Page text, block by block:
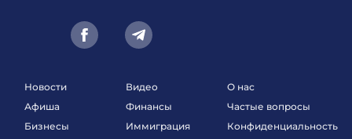
Новости
Афиша
Бизнесы
Видео
Финансы
Иммиграция
О нас
Частые вопросы
Конфиденциальность